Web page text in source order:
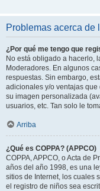
Problemas acerca de
¿Por qué me tengo que
No está obligado a hacerlo,
Moderadores. En algunos
respuestas. Sin embargo,
adicionales y/o ventajas
su imagen personalizada
usuarios, etc. Tan solo le
Arriba
¿Qué es COPPA? (APPCO)
COPPA, APPCO, o Acta de
años del año 1998, es una
sitios de Internet, los cuales
el registro de niños sea